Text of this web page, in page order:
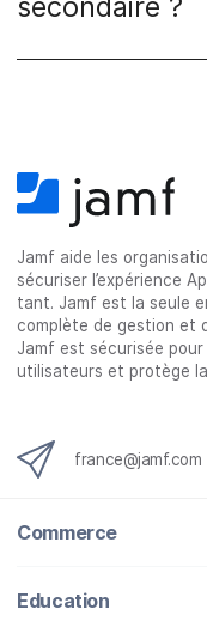
Jamf aide les
sécuriser l’expérience
tant. Jamf est la seule
complète de gestion et
Jamf est sécurisée
utilisateurs et protège
france@jamf.com
Commerce
Education